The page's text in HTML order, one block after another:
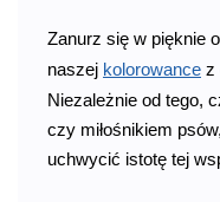
Zanurz się w pięknie
naszej kolorowance z
Niezależnie od tego,
czy miłośnikiem
uchwycić istotę tej